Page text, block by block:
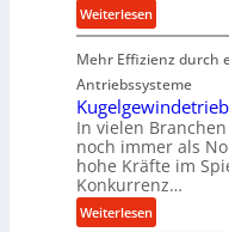
t
i
o
n
i
n
d
e
n
M
Weiterlesen:
K
o
m
p
a
k
t
e
U
Mehr Effizienz durch
Antriebssysteme
In vielen
noch immer als
hohe Kräfte im
Konkurrenz…
Weiterlesen: